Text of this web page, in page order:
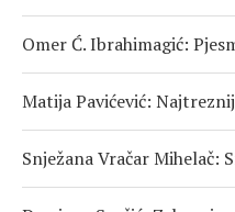
Omer Ć. Ibrahimagić:
Matija Pavićević:
Snježana Vračar Mihelač: